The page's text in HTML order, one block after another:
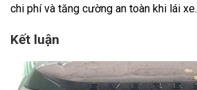
chi phí và tăng cường an toàn khi lái xe.
Kết luận